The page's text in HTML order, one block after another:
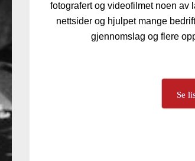
fotografert og videofilmet noen av
nettsider og hjulpet mange
gjennomslag og flere
Se